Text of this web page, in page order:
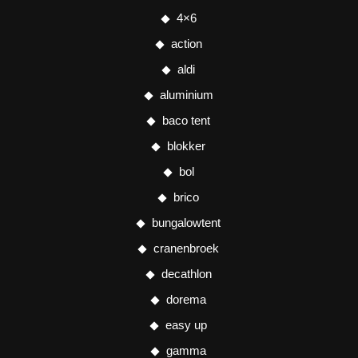
4×6
action
aldi
aluminium
baco tent
blokker
bol
brico
bungalowtent
cranenbroek
decathlon
dorema
easy up
gamma